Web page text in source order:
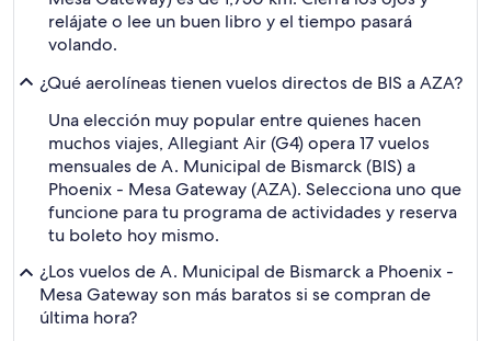
relájate o lee un buen libro y el tiempo pasará
volando.
¿Qué aerolíneas tienen vuelos directos de BIS a AZA?
Una elección muy popular entre quienes hacen
muchos viajes, Allegiant Air (G4) opera 17 vuelos
mensuales de A. Municipal de Bismarck (BIS) a
Phoenix - Mesa Gateway (AZA). Selecciona uno que
funcione para tu programa de actividades y reserva
tu boleto hoy mismo.
¿Los vuelos de A. Municipal de Bismarck a Phoenix -
Mesa Gateway son más baratos si se compran de
última hora?